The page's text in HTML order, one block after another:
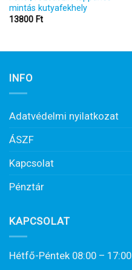
mintás kutyafekhely
13800 Ft
INFO
Adatvédelmi nyilatkozat
ÁSZF
Kapcsolat
Pénztár
KAPCSOLAT
Hétfő-Péntek 08:00 – 17:00